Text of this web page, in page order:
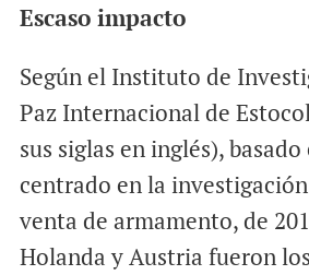
Escaso impacto
Según el Instituto de
Paz Internacional de
sus siglas en inglés),
centrado en la
venta de armamento, de
Holanda y Austria fueron